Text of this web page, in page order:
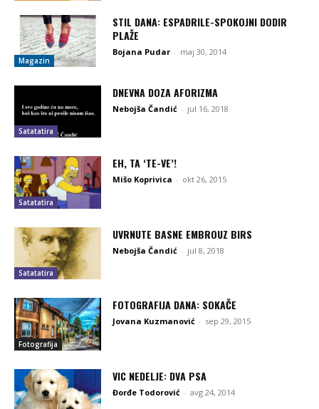
Magazin
STIL DANA: ESPADRILE-SPOKOJNI DODIR
PLAŽE
Bojana Pudar - maj 30, 2014
Satatatira
DNEVNA DOZA AFORIZMA
Nebojša Čandić - jul 16, 2018
Satatatira
EH, TA ‘TE-VE’!
Mišo Koprivica - okt 26, 2015
Satatatira
UVRNUTE BASNE EMBROUZ BIRS
Nebojša Čandić - jul 8, 2018
Fotografija
FOTOGRAFIJA DANA: SOKAČE
Jovana Kuzmanović - sep 29, 2015
VIC NEDELJE: DVA PSA
Đorđe Todorović - avg 24, 2014